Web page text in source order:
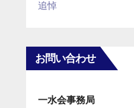
追悼
お問い合わせ
一水会事務局